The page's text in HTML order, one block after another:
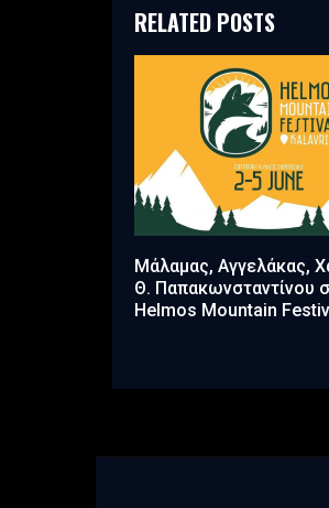
RELATED POSTS
Μάλαμας, Αγγελάκας,
Θ. Παπακωνσταντίνου
Helmos Mountain